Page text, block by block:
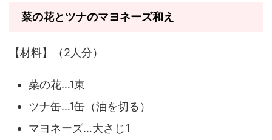
菜の花とツナのマヨネーズ和え
【材料】（2人分）
菜の花…1束
ツナ缶…1缶（油を切る）
マヨネーズ…大さじ1